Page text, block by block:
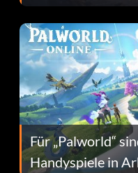
Fans Are Hopeful
Für „Palworld“
Handyspiele in